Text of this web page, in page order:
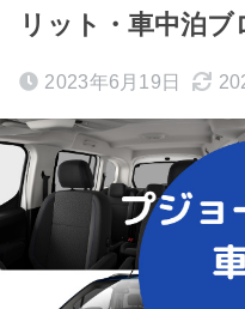
リット・車中泊ブ
2023年6月19日